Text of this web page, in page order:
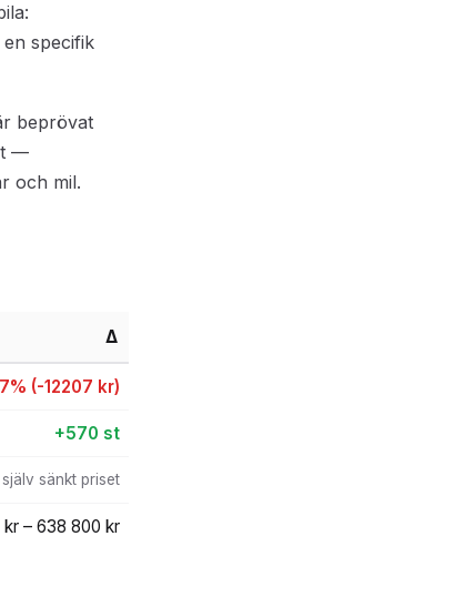
specifik
beprövat
—
och mil.
Δ
(-12207 kr)
+570 st
sänkt priset
kr – 638 800 kr